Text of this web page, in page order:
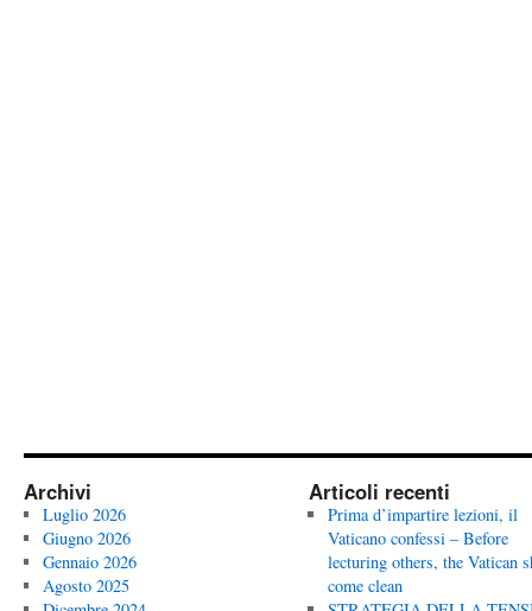
Archivi
Luglio 2026
Giugno 2026
Gennaio 2026
Agosto 2025
Articoli recenti
Prima d’impartire lezioni, il
Vaticano confessi – Before
lecturing others, the Vatican
come clean